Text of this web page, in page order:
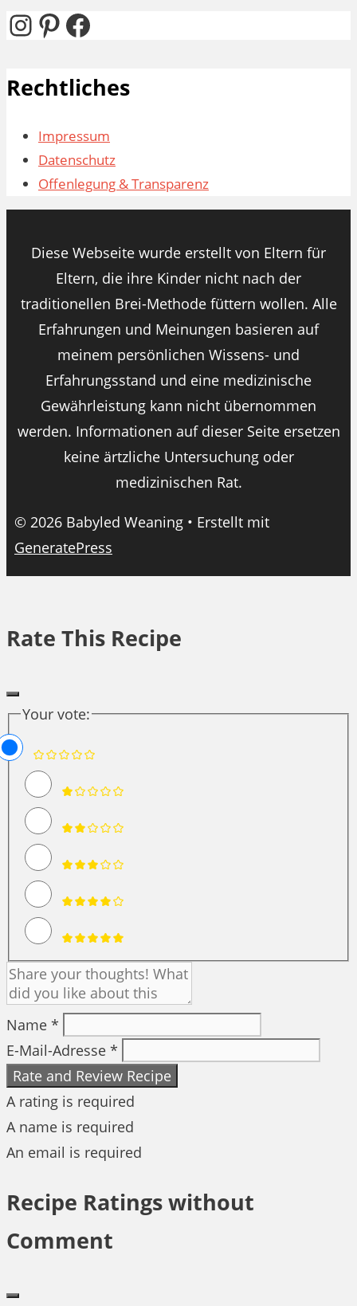
Instagram
Pinterest
Facebook
Rechtliches
Impressum
Datenschutz
Offenlegung & Transparenz
Diese Webseite wurde erstellt von Eltern für
Eltern, die ihre Kinder nicht nach der
traditionellen Brei-Methode füttern wollen. Alle
Erfahrungen und Meinungen basieren auf
meinem persönlichen Wissens- und
Erfahrungsstand und eine medizinische
Gewährleistung kann nicht übernommen
werden. Informationen auf dieser Seite ersetzen
keine ärtzliche Untersuchung oder
medizinischen Rat.
© 2026 Babyled Weaning • Erstellt mit
GeneratePress
Rate This Recipe
Your vote:
Name *
E-Mail-Adresse *
Rate and Review Recipe
A rating is required
A name is required
An email is required
Recipe Ratings without
Comment